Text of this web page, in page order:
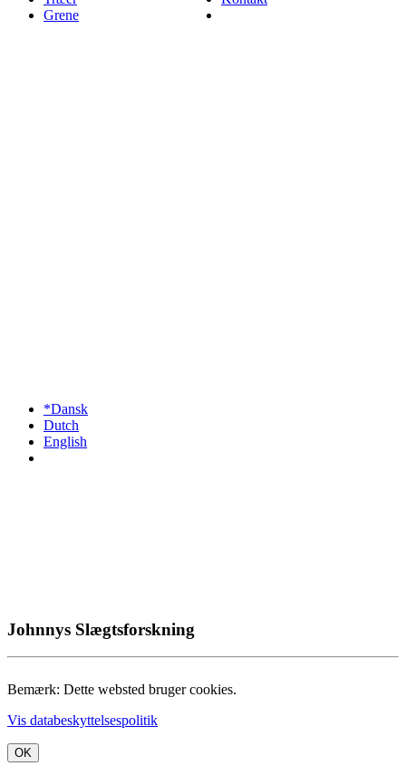
Grene
*Dansk
Dutch
English
Johnnys Slægtsforskning
Bemærk: Dette websted bruger cookies.
Vis databeskyttelsespolitik
OK